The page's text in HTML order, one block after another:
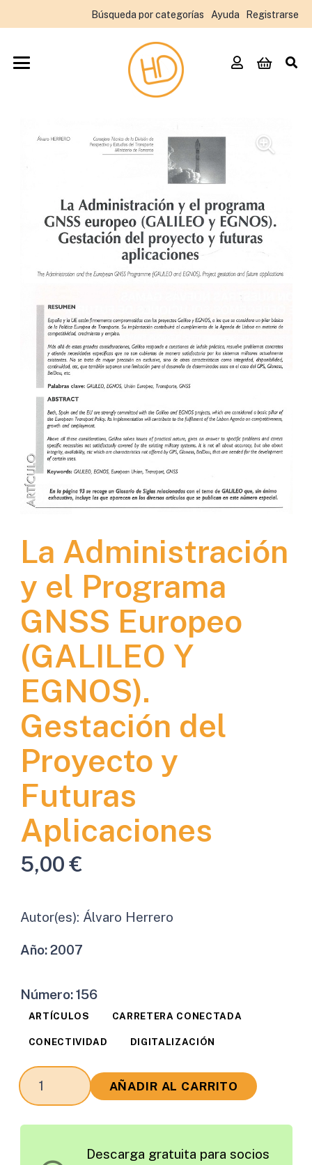
Búsqueda por categorías Ayuda Registrarse
La Administración
y el Programa
GNSS Europeo
(GALILEO Y
EGNOS).
Gestación del
Proyecto y
Futuras
Aplicaciones
5,00€
Autor(es): Álvaro Herrero
Año:2007
Número:156
ARTÍCULOS CARRETERA CONECTADA
CONECTIVIDAD DIGITALIZACIÓN
La
Administración
AÑADIR AL CARRITO
Descarga gratuita para socios